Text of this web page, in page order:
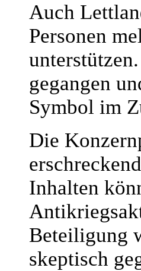
Auch
Personen
gegangen
Symbol im
Die
Inhalten
Beteiligung
skeptisch